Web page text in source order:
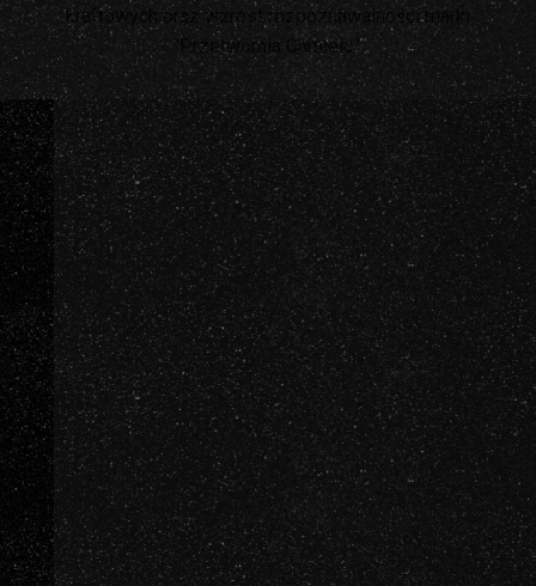
kraftowych oraz wzrost rozpoznawalności marki
"Przetwórnia Chmielu”.